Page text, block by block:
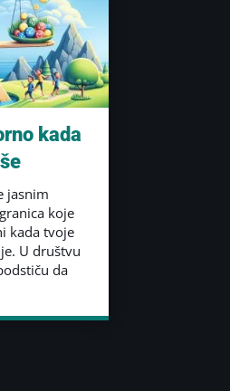
kada
jasnim
koje
kada tvoje
U društvu
da